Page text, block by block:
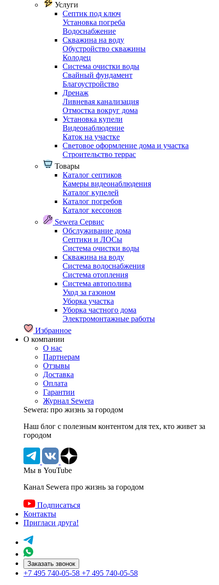
Услуги
Септик под ключ
Установка погреба
Водоснабжение
Скважина на воду
Обустройство скважины
Колодец
Система очистки воды
Свайный фундамент
Благоустройство
Дренаж
Ливневая канализация
Отмостка вокруг дома
Установка купели
Видеонаблюдение
Каток на участке
Световое оформление дома и участка
Строительство террас
Товары
Каталог септиков
Камеры видеонаблюдения
Каталог купелей
Каталог погребов
Каталог кессонов
Sewera Сервис
Обслуживание дома
Септики и ЛОСы
Система очистки воды
Скважина на воду
Система водоснабжения
Система отопления
Система автополива
Уход за газоном
Уборка участка
Уборка частного дома
Электромонтажные работы
Избранное
О компании
О нас
Партнерам
Отзывы
Доставка
Оплата
Гарантии
Журнал Sewera
Sewera: про жизнь за городом
Наш блог c полезным контентом для тех, кто живет за
городом
Мы в YouTube
Канал Sewera про жизнь за городом
Подписаться
Контакты
Пригласи друга!
Заказать звонок
+7 495 740-05-58 +7 495 740-05-58